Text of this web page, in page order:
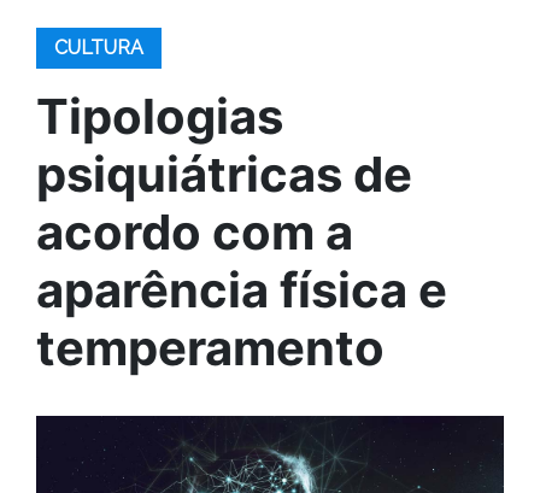
CULTURA
Tipologias
psiquiátricas de
acordo com a
aparência física e
temperamento